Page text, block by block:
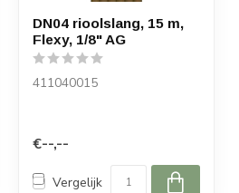
DN04 rioolslang, 15 m,
Flexy, 1/8" AG
411040015
€--,--
Vergelijk